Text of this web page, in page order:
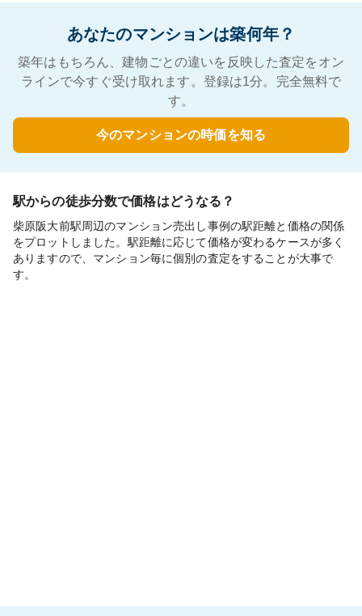
あなたのマンションは築何年？
築年はもちろん、建物ごとの違いを反映した査定をオン
ラインで今すぐ受け取れます。登録は1分。完全無料で
す。
今のマンションの時価を知る
駅からの徒歩分数で価格はどうなる？
柴原阪大前駅周辺のマンション売出し事例の駅距離と価格の関係
をプロットしました。駅距離に応じて価格が変わるケースが多く
ありますので、マンション毎に個別の査定をすることが大事で
す。